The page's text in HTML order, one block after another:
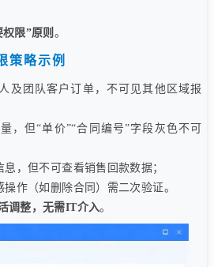
限”原则 。
策略示例
及团队客户订单，不可见其他区域报
，但“单价”“合同编号”字段灰色不可
，但不可查看销售回款数据；
作（如删除合同）需二次验证。
调整，无需IT介入。